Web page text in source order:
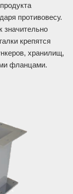
противовесу.
значительно
крепятся
хранилищ,
фланцами.